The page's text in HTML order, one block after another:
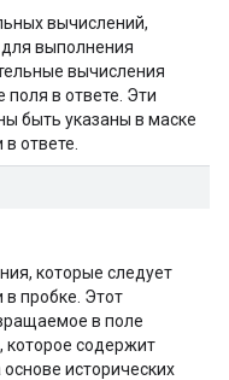
вычислений,
выполнения
вычисления
в ответе. Эти
быть указаны в маске
ответе.
которые следует
в пробке. Этот
в поле
, которое содержит
исторических